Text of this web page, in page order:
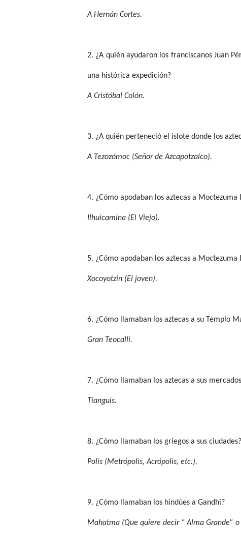
A Hernán Cortes.
2. ¿A quién ayudaron los franciscanos Juan
una histórica expedición?
A Cristóbal Colón.
3. ¿A quién perteneció el islote donde los
A Tezozómoc (Señor de Azcapotzalco).
4. ¿Cómo apodaban los aztecas a Moctezuma
Ilhuicamina (El Viejo).
5. ¿Cómo apodaban los aztecas a Moctezuma
Xocoyotzin (El joven).
6. ¿Cómo llamaban los aztecas a su Templo
Gran Teocalli.
7. ¿Cómo llamaban los aztecas a sus
Tianguis.
8. ¿Cómo llamaban los griegos a sus ciudades?
Polis (Metrópolis, Acrópolis, etc.).
9. ¿Cómo llamaban los hindúes a Gandhi?
Mahatma (Que quiere decir “ Alma Grande” o